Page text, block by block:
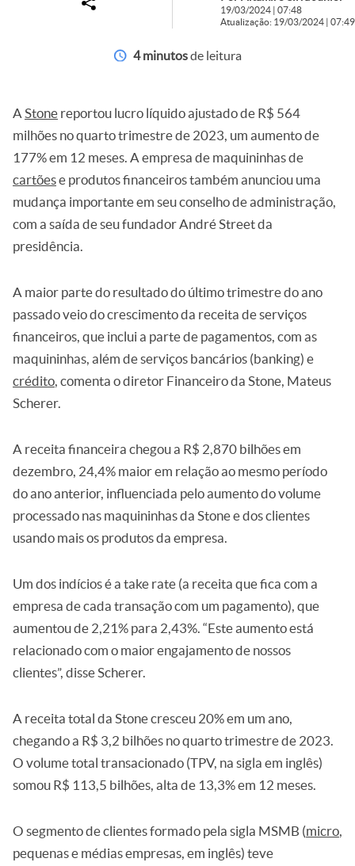
19/03/2024 | 07:48
Atualização: 19/03/2024 | 07:49
4 minutosde leitura
A Stone reportou lucro líquido ajustado de R$ 564
milhões no quarto trimestre de 2023, um aumento de
177% em 12 meses. A empresa de maquininhas de
cartõese produtos financeiros também anunciou uma
mudança importante em seu conselho de administração,
com a saída de seu fundador André Street da
presidência.
A maior parte do resultado do último trimestre do ano
passado veio do crescimento da receita de serviços
financeiros, que inclui a parte de pagamentos, com as
maquininhas, além de serviços bancários (banking) e
crédito , comenta o diretor Financeiro da Stone, Mateus
Scherer.
A receita financeira chegou a R$ 2,870 bilhões em
dezembro, 24,4% maior em relação ao mesmo período
do ano anterior, influenciada pelo aumento do volume
processado nas maquininhas da Stone e dos clientes
usando mais os produtos da empresa.
Um dos indícios é a take rate (a receita que fica com a
empresa de cada transação com um pagamento), que
aumentou de 2,21% para 2,43%. “Este aumento está
relacionado com o maior engajamento de nossos
clientes”, disse Scherer.
A receita total da Stone cresceu 20% em um ano,
chegando a R$ 3,2 bilhões no quarto trimestre de 2023.
O volume total transacionado (TPV, na sigla em inglês)
somou R$ 113,5 bilhões, alta de 13,3% em 12 meses.
O segmento de clientes formado pela sigla MSMB (micro
pequenas e médias empresas, em inglês) teve